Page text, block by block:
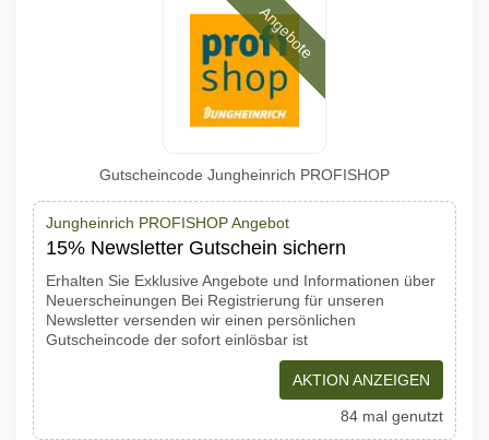
Angebote
Gutscheincode Jungheinrich PROFISHOP
Jungheinrich PROFISHOP Angebot
15% Newsletter Gutschein sichern
Erhalten Sie Exklusive Angebote und Informationen über
Neuerscheinungen Bei Registrierung für unseren
Newsletter versenden wir einen persönlichen
Gutscheincode der sofort einlösbar ist
AKTION ANZEIGEN
84 mal genutzt